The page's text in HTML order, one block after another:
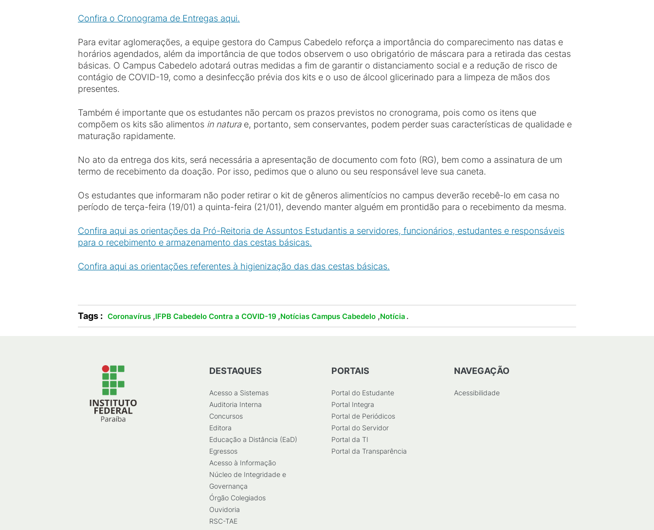
Confira o Cronograma de Entregas aqui.
Para evitar aglomerações, a equipe gestora do Campus Cabedelo reforça a importância do comparecimento nas datas e
horários agendados, além da importância de que todos observem o uso obrigatório de máscara para a retirada das cestas
básicas. O Campus Cabedelo adotará outras medidas a fim de garantir o distanciamento social e a redução de risco de
contágio de COVID-19, como a desinfecção prévia dos kits e o uso de álcool glicerinado para a limpeza de mãos dos
presentes.
Também é importante que os estudantes não percam os prazos previstos no cronograma, pois como os itens que
compõem os kits são alimentos in naturae, portanto, sem conservantes, podem perder suas características de qualidade e
maturação rapidamente.
No ato da entrega dos kits, será necessária a apresentação de documento com foto (RG), bem como a assinatura de um
termo de recebimento da doação. Por isso, pedimos que o aluno ou seu responsável leve sua caneta.
Os estudantes que informaram não poder retirar o kit de gêneros alimentícios no campus deverão recebê-lo em casa no
período de terça-feira (19/01) a quinta-feira (21/01), devendo manter alguém em prontidão para o recebimento da mesma.
Confira aqui as orientações da Pró-Reitoria de Assuntos Estudantis a servidores, funcionários, estudantes e responsáveis
para o recebimento e armazenamento das cestas básicas.
Confira aqui as orientações referentes à higienização das das cestas básicas.
Tags : Coronavírus ,IFPB Cabedelo Contra a COVID-19 ,Notícias Campus Cabedelo ,Notícia .
DESTAQUES
Acesso a Sistemas
Auditoria Interna
Concursos
Editora
Educação a Distância (EaD)
Egressos
Acesso à Informação
Núcleo de Integridade e
Governança
Órgão Colegiados
Ouvidoria
RSC-TAE
PORTAIS
Portal do Estudante
Portal Integra
Portal de Periódicos
Portal do Servidor
Portal da TI
Portal da Transparência
NAVEGAÇÃO
Acessibilidade